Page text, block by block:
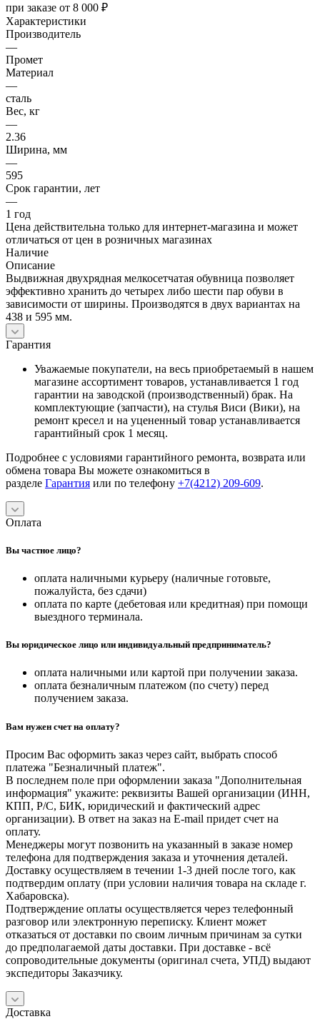
при заказе от 8 000 ₽
Характеристики
Производитель
—
Промет
Материал
—
сталь
Вес, кг
—
2.36
Ширина, мм
—
595
Срок гарантии, лет
—
1 год
Цена действительна только для интернет-магазина и может
отличаться от цен в розничных магазинах
Наличие
Описание
Выдвижная двухрядная мелкосетчатая обувница позволяет
эффективно хранить до четырех либо шести пар обуви в
зависимости от ширины. Производятся в двух вариантах на
438 и 595 мм.
Гарантия
Уважаемые покупатели, на весь приобретаемый в нашем
магазине ассортимент товаров, устанавливается 1 год
гарантии на заводской (производственный) брак. На
комплектующие (запчасти), на стулья Виси (Вики), на
ремонт кресел и на уцененный товар устанавливается
гарантийный срок 1 месяц.
Подробнее с условиями гарантийного ремонта, возврата или
обмена товара Вы можете ознакомиться в
разделе Гарантия или по телефону +7(4212) 209-609.
Оплата
Вы частное лицо?
оплата наличными курьеру (наличные готовьте,
пожалуйста, без сдачи)
оплата по карте (дебетовая или кредитная) при помощи
выездного терминала.
Вы юридическое лицо или индивидуальный предприниматель?
оплата наличными или картой при получении заказа.
оплата безналичным платежом (по счету) перед
получением заказа.
Вам нужен счет на оплату?
Просим Вас оформить заказ через сайт, выбрать способ
платежа "Безналичный платеж".
В последнем поле при оформлении заказа "Дополнительная
информация" укажите: реквизиты Вашей организации (ИНН,
КПП, Р/С, БИК, юридический и фактический адрес
организации). В ответ на заказ на E-mail придет счет на
оплату.
Менеджеры могут позвонить на указанный в заказе номер
телефона для подтверждения заказа и уточнения деталей.
Доставку осуществляем в течении 1-3 дней после того, как
подтвердим оплату (при условии наличия товара на складе г.
Хабаровска).
Подтверждение оплаты осуществляется через телефонный
разговор или электронную переписку. Клиент может
отказаться от доставки по своим личным причинам за сутки
до предполагаемой даты доставки. При доставке - всё
сопроводительные документы (оригинал счета, УПД) выдают
экспедиторы Заказчику.
Доставка